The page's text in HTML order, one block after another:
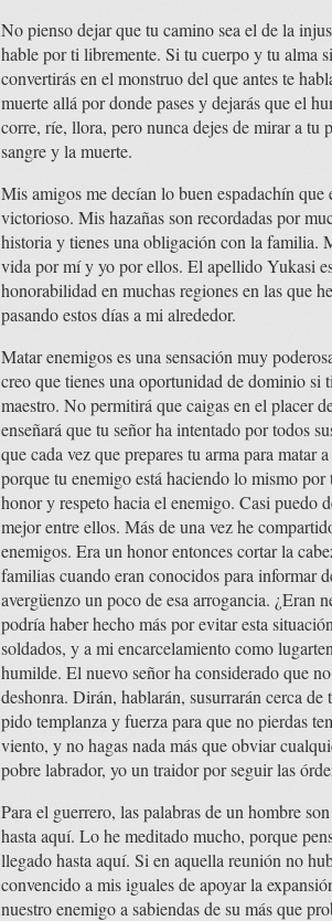
No pienso dejar que tu camino sea el de la
hable por ti libremente. Si tu cuerpo y tu alma
convertirás en el monstruo del que antes te
muerte allá por donde pases y dejarás que el
corre, ríe, llora, pero nunca dejes de mirar a tu
sangre y la muerte.
Mis amigos me decían lo buen espadachín
victorioso. Mis hazañas son recordadas por
historia y tienes una obligación con la familia.
vida por mí y yo por ellos. El apellido Yukasi
honorabilidad en muchas regiones en las que
pasando estos días a mi alrededor.
Matar enemigos es una sensación muy
creo que tienes una oportunidad de dominio si
maestro. No permitirá que caigas en el placer
enseñará que tu señor ha intentado por todos
que cada vez que prepares tu arma para matar
porque tu enemigo está haciendo lo mismo
honor y respeto hacia el enemigo. Casi puedo
mejor entre ellos. Más de una vez he
enemigos. Era un honor entonces cortar la
familias cuando eran conocidos para informar
avergüenzo un poco de esa arrogancia. ¿Eran
podría haber hecho más por evitar esta
soldados, y a mi encarcelamiento como
humilde. El nuevo señor ha considerado que
deshonra. Dirán, hablarán, susurrarán cerca
pido templanza y fuerza para que no pierdas
viento, y no hagas nada más que obviar
pobre labrador, yo un traidor por seguir las
Para el guerrero, las palabras de un hombre
hasta aquí. Lo he meditado mucho, porque
llegado hasta aquí. Si en aquella reunión no
convencido a mis iguales de apoyar la
nuestro enemigo a sabiendas de su más que